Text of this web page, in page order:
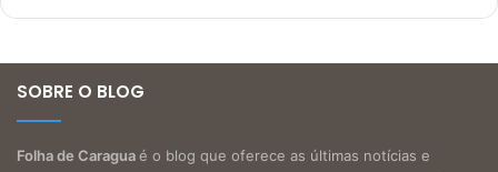
SOBRE O BLOG
Folha de Caraguaé o blog que oferece as últimas notícias e